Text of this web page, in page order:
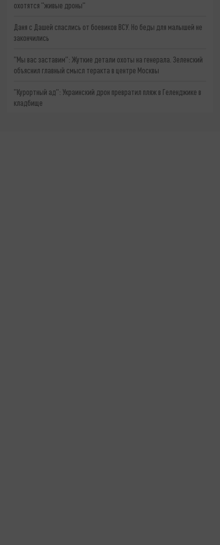
охотятся "живые дроны"
Даня с Дашей спаслись от боевиков ВСУ. Но беды для малышей не
закончились
"Мы вас заставим": Жуткие детали охоты на генерала. Зеленский
объяснил главный смысл теракта в центре Москвы
"Курортный ад": Украинский дрон превратил пляж в Геленджике в
кладбище